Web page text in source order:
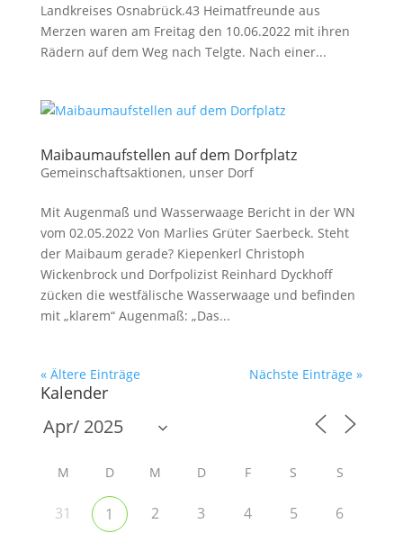
Landkreises Osnabrück.43 Heimatfreunde aus
Merzen waren am Freitag den 10.06.2022 mit ihren
Rädern auf dem Weg nach Telgte. Nach einer...
Maibaumaufstellen auf dem Dorfplatz
Gemeinschaftsaktionen, unser Dorf
Mit Augenmaß und Wasserwaage Bericht in der WN
vom 02.05.2022 Von Marlies Grüter Saerbeck. Steht
der Maibaum gerade? Kiepenkerl Christoph
Wickenbrock und Dorfpolizist Reinhard Dyckhoff
zücken die westfälische Wasserwaage und befinden
mit „klarem“ Augenmaß: „Das...
« Ältere Einträge Nächste Einträge »
Kalender
M D M D F S S
31 1 2 3 4 5 6